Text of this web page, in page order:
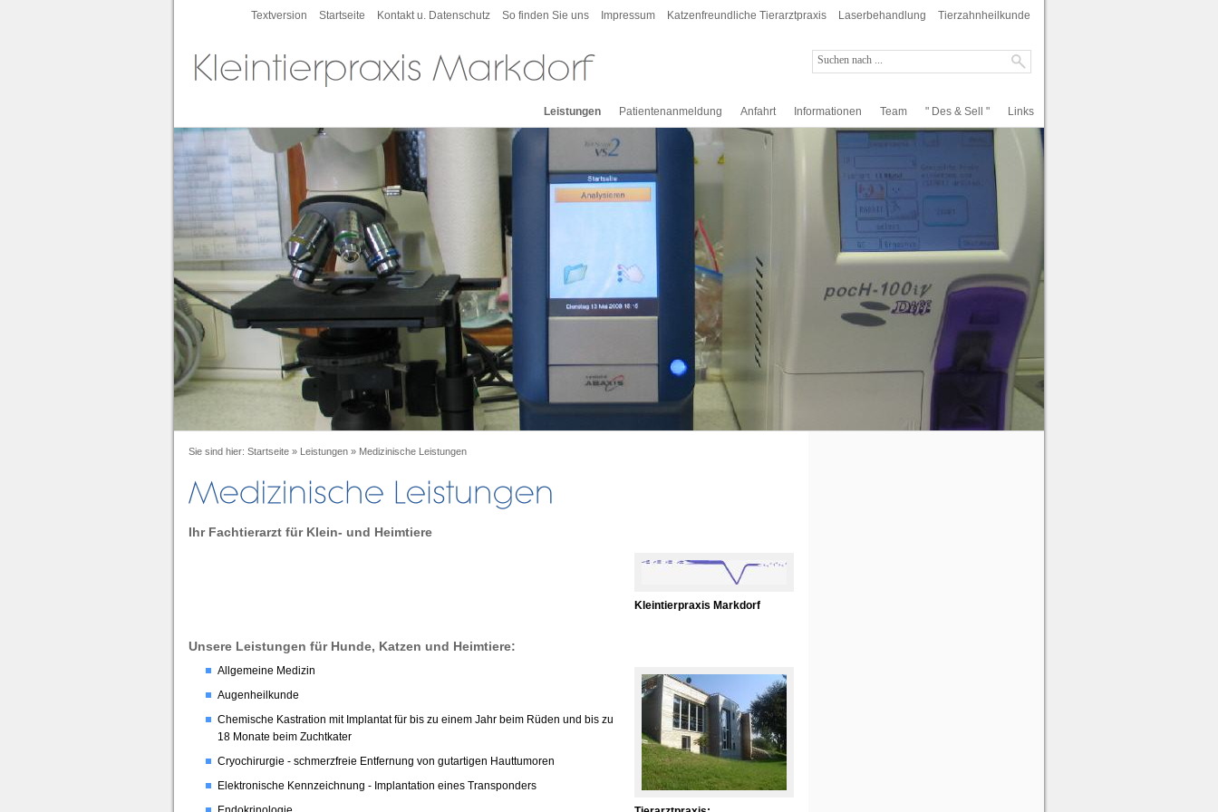
Textversion Startseite Kontakt u. Datenschutz So finden Sie uns Impressum Katzenfreundliche Tierarztpraxis Laserbehandlung Tierzahnheilkunde
Leistungen Patientenanmeldung Anfahrt Informationen Team " Des & Sell " Links
Sie sind hier: Startseite » Leistungen » Medizinische Leistungen
Ihr Fachtierarzt für Klein- und Heimtiere
Kleintierpraxis Markdorf
Unsere Leistungen für Hunde, Katzen und Heimtiere:
Allgemeine Medizin
Augenheilkunde
Chemische Kastration mit Implantat für bis zu einem Jahr beim Rüden und bis zu
18 Monate beim Zuchtkater
Cryochirurgie - schmerzfreie Entfernung von gutartigen Hauttumoren
Elektronische Kennzeichnung - Implantation eines Transponders